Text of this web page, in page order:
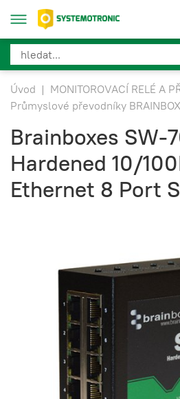
Úvod | MONITOROVACÍ RELÉ A
Průmyslové převodníky
Brainboxes SW-
Hardened 10/
Ethernet 8 Port